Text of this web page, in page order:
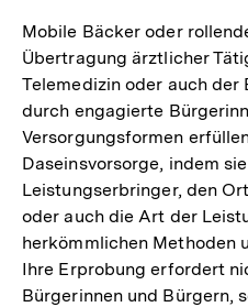
Mobile Bäcker oder
Übertragung ärztlicher
Telemedizin oder auch
durch engagierte
Versorgungsformen
Daseinsvorsorge, indem
Leistungserbringer, den
oder auch die Art der
herkömmlichen Methoden
Ihre Erprobung erfordert
Bürgerinnen und Bürgern,